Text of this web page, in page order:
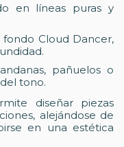
en líneas puras y
Cloud Dancer,
pañuelos o
tono.
diseñar piezas
alejándose de
en una estética